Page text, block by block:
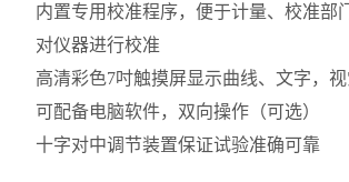
内置专用校准程序，便于计量、校准部
对仪器进行校准
高清彩色7吋触摸屏显示曲线、文字，
可配备电脑软件，双向操作（可选）
十字对中调节装置保证试验准确可靠